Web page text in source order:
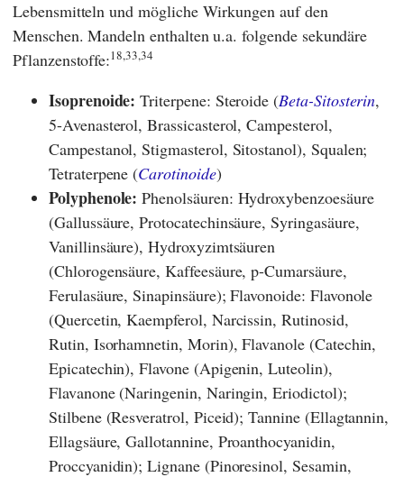
Lebensmitteln und mögliche Wirkungen auf den
Menschen. Mandeln enthalten u.a. folgende sekundäre
Pflanzenstoffe:18,33,34
Isoprenoide: Triterpene: Steroide (Beta-Sitosterin,
5-Avenasterol, Brassicasterol, Campesterol,
Campestanol, Stigmasterol, Sitostanol), Squalen;
Tetraterpene (Carotinoide)
Polyphenole: Phenolsäuren: Hydroxybenzoesäure
(Gallussäure, Protocatechinsäure, Syringasäure,
Vanillinsäure), Hydroxyzimtsäuren
(Chlorogensäure, Kaffeesäure, p-Cumarsäure,
Ferulasäure, Sinapinsäure); Flavonoide: Flavonole
(Quercetin, Kaempferol, Narcissin, Rutinosid,
Rutin, Isorhamnetin, Morin), Flavanole (Catechin,
Epicatechin), Flavone (Apigenin, Luteolin),
Flavanone (Naringenin, Naringin, Eriodictol);
Stilbene (Resveratrol, Piceid); Tannine (Ellagtannin,
Ellagsäure, Gallotannine, Proanthocyanidin,
Proccyanidin); Lignane (Pinoresinol, Sesamin,